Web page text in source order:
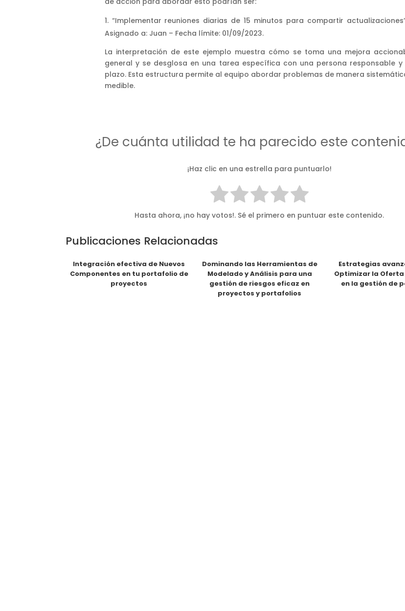
“Implementar reuniones diarias de 15 minutos para compartir
Asignado a: Juan – Fecha límite: 01/09/2023.
La interpretación de este ejemplo muestra cómo se toma una mejora
general y se desglosa en una tarea específica con una persona responsable y
plazo. Esta estructura permite al equipo abordar problemas de manera
medible.
¿De cuánta utilidad te ha parecido este
¡Haz clic en una estrella para puntuarlo!
Hasta ahora, ¡no hay votos!. Sé el primero en puntuar este contenido.
Publicaciones Relacionadas
Integración efectiva de Nuevos
Componentes en tu portafolio de
proyectos
Dominando las Herramientas de
Modelado y Análisis para una
gestión de riesgos eficaz en
proyectos y portafolios
Estrategias
Optimizar la Oferta
en la gestión de